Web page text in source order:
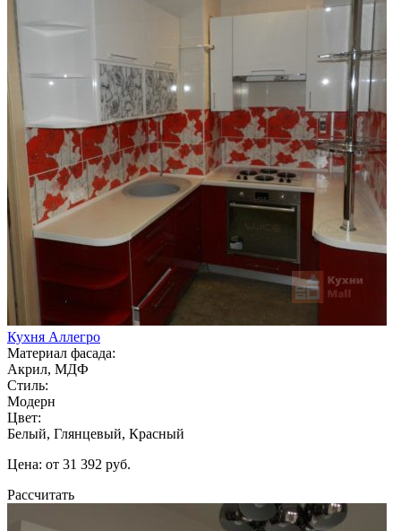
Кухня Аллегро
Материал фасада:
Акрил, МДФ
Стиль:
Модерн
Цвет:
Белый, Глянцевый, Красный
Цена: от 31 392 руб.
Рассчитать